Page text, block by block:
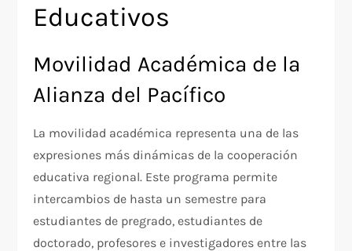
Educativos
Movilidad Académica de la
Alianza del Pacífico
La movilidad académica representa una de las
expresiones más dinámicas de la cooperación
educativa regional. Este programa permite
intercambios de hasta un semestre para
estudiantes de pregrado, estudiantes de
doctorado, profesores e investigadores entre las